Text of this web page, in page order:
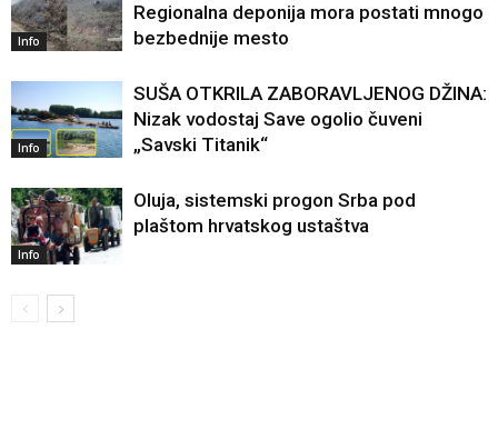
Info
Regionalna deponija mora postati mnogo
bezbednije mesto
Info
SUŠA OTKRILA ZABORAVLJENOG DŽINA:
Nizak vodostaj Save ogolio čuveni
„Savski Titanik“
Info
Oluja, sistemski progon Srba pod
plaštom hrvatskog ustaštva